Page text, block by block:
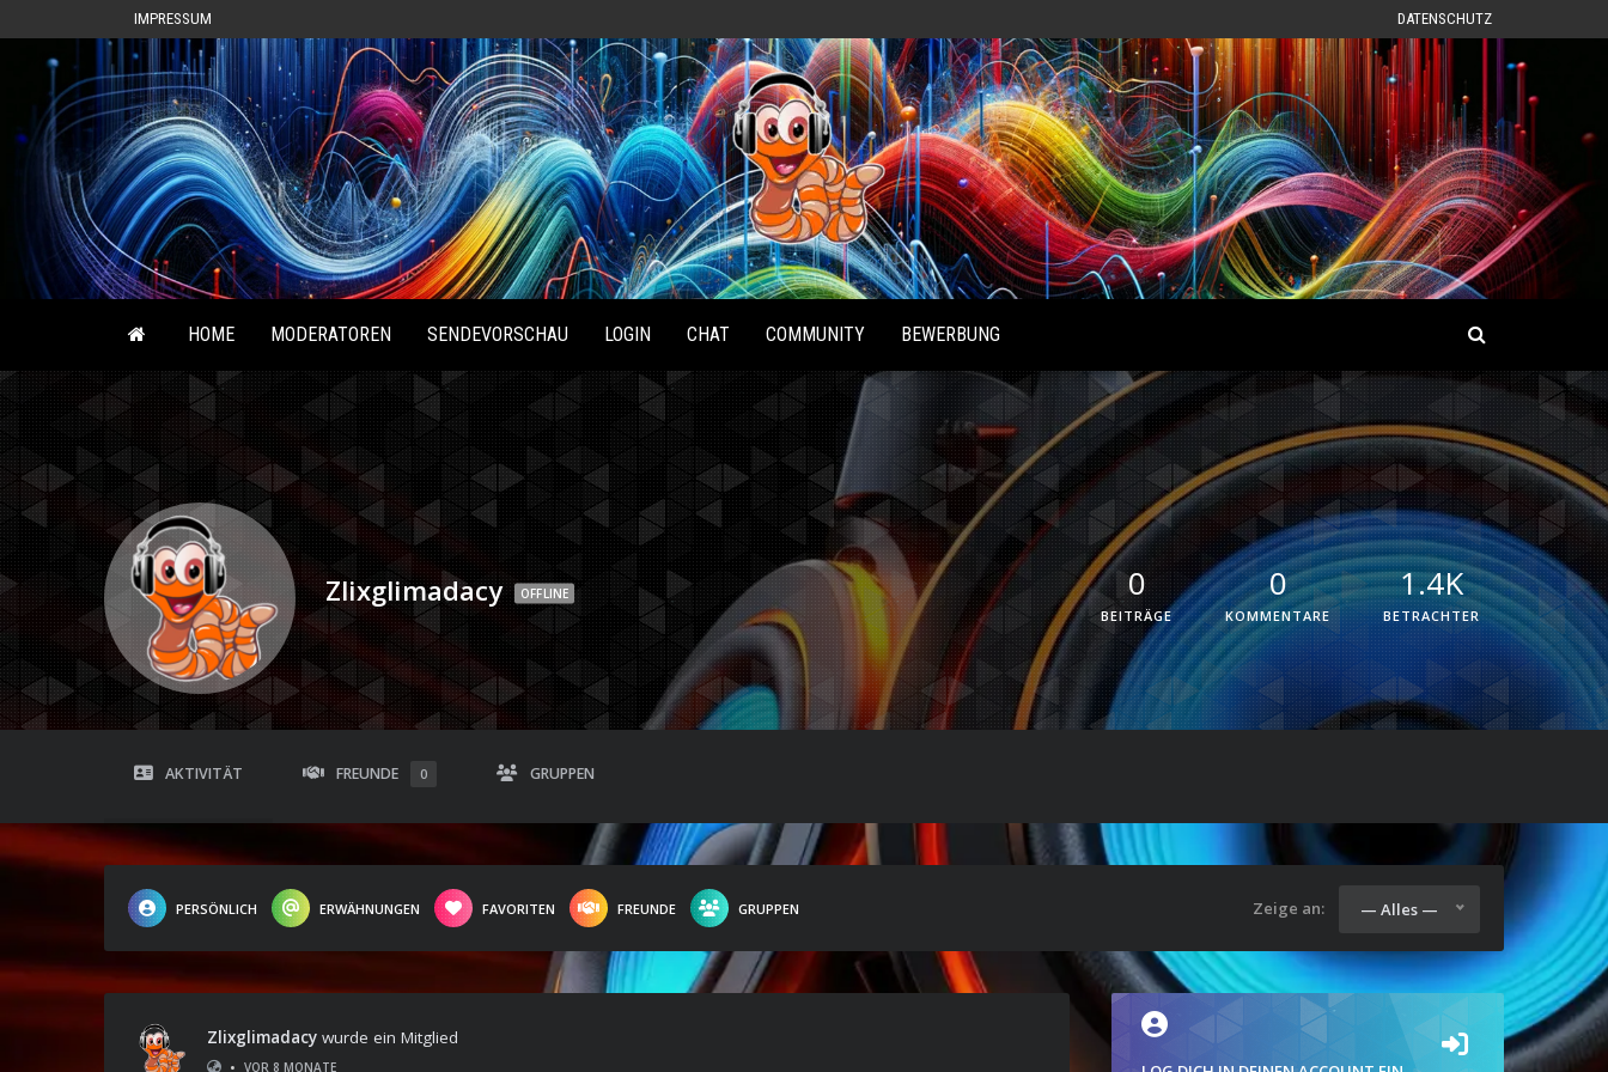
IMPRESSUM DATENSCHUTZ
Radio
Waterlu
HOME MODERATOREN SENDEVORSCHAU LOGIN CHAT COMMUNITY BEWERBUNG
Zlixglimadacy OFFLINE 0
BEITRÄGE
0
KOMMENTARE
1.4K
BETRACHTER
AKTIVITÄT FREUNDE 0 GRUPPEN
PERSÖNLICH ERWÄHNUNGEN FAVORITEN FREUNDE GRUPPEN Zeige an: — Alles —
Zlixglimadacy wurde ein Mitglied
• VOR 8 MONATE